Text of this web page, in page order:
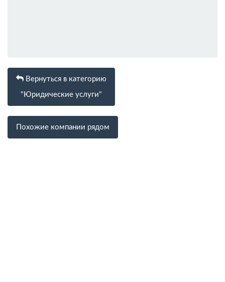
Вернуться в категорию
"Юридические услуги"
Похожие компании рядом